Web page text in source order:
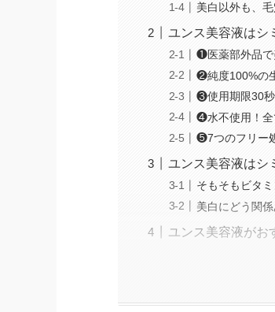
美白以外も、
ユンス美容液はシ
❶医薬部外品
❷純度100%の
❸使用期限30
❹水不使用！全
❺7つのフリー
ユンス美容液はシ
そもそもビタ
美白にどう関
ユンス美容液がお